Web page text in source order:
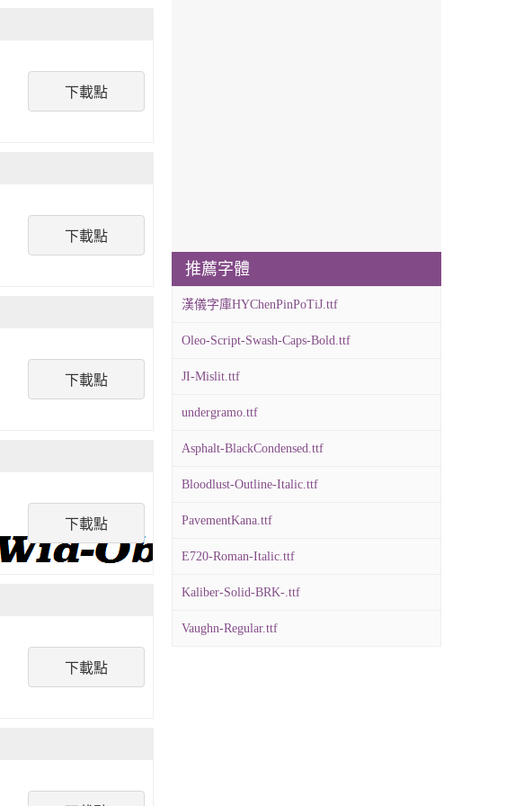
下載點
下載點
下載點
下載點
下載點
推薦字體
漢儀字庫HYChenPinPoTiJ.ttf
Oleo-Script-Swash-Caps-Bold.ttf
JI-Mislit.ttf
undergramo.ttf
Asphalt-BlackCondensed.ttf
Bloodlust-Outline-Italic.ttf
PavementKana.ttf
E720-Roman-Italic.ttf
Kaliber-Solid-BRK-.ttf
Vaughn-Regular.ttf